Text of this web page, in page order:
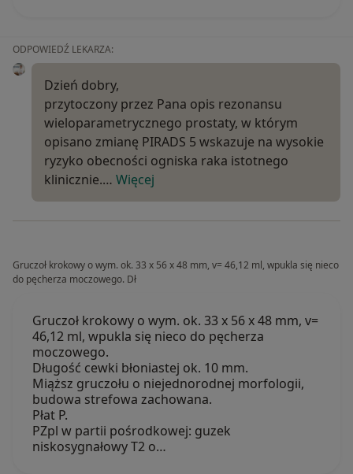
ODPOWIEDŹ LEKARZA:
Dzień dobry,
przytoczony przez Pana opis rezonansu
wieloparametrycznego prostaty, w którym
opisano zmianę PIRADS 5 wskazuje na wysokie
ryzyko obecności ogniska raka istotnego
klinicznie.… Więcej
Gruczoł krokowy o wym. ok. 33 x 56 x 48 mm, v= 46,12 ml, wpukla się nieco
do pęcherza moczowego. Dł
Gruczoł krokowy o wym. ok. 33 x 56 x 48 mm, v=
46,12 ml, wpukla się nieco do pęcherza
moczowego.
Długość cewki błoniastej ok. 10 mm.
Miąższ gruczołu o niejednorodnej morfologii,
budowa strefowa zachowana.
Płat P.
PZpl w partii pośrodkowej: guzek
niskosygnałowy T2 o…